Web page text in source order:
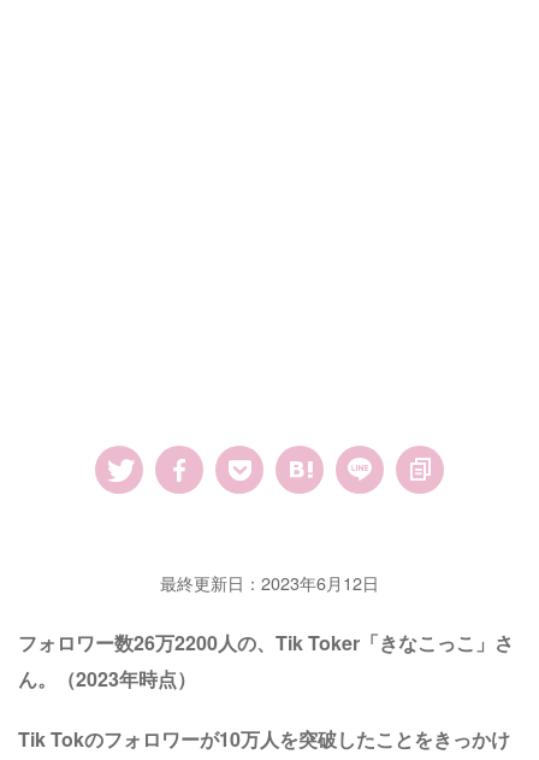
最終更新日：2023年6月12日
フォロワー数26万2200人の、Tik Toker「きなこっこ」さ
ん。（2023年時点）
Tik Tokのフォロワーが10万人を突破したことをきっかけ